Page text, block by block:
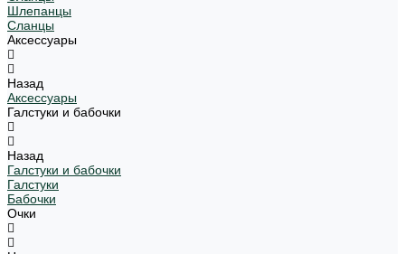
Шлепанцы
Сланцы
Аксессуары
Назад
Аксессуары
Галстуки и бабочки
Назад
Галстуки и бабочки
Галстуки
Бабочки
Очки